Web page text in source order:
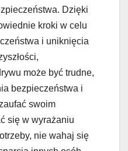
Dzięki
kroki w celu
i uniknięcia
może być trudne,
bezpieczeństwa i
swoim
się w wyrażaniu
nie wahaj się